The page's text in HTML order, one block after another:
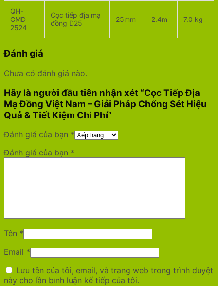
QH-
CMD
2524
Cọc tiếp địa mạ
đồng D25
25mm 2.4m 7.0 kg
Đánh giá
Chưa có đánh giá nào.
Hãy là người đầu tiên nhận xét “Cọc Tiếp Địa
Mạ Đồng Việt Nam – Giải Pháp Chống Sét Hiệu
Quả & Tiết Kiệm Chi Phí”
Đánh giá của bạn *
Đánh giá của bạn *
Tên *
Email *
Lưu tên của tôi, email, và trang web trong trình duyệt
này cho lần bình luận kế tiếp của tôi.